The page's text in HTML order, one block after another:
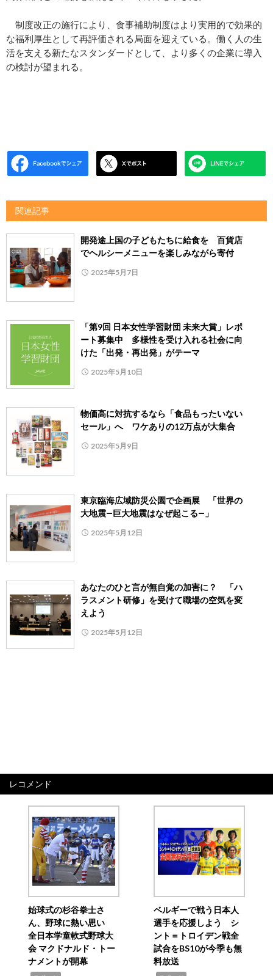
制度改正の施行により、食事補助制度はより実用的で効果的
な福利厚生として再評価される局面を迎えている。働く人の生
活を支える新たなスタンダードとして、より多くの企業に導入
の検討が望まれる。
関連記事
開発途上国の⼦どもたちに給⾷を 百貨店
でヘルシーメニューを楽しみながら寄付
2025年5月7日
「第9回 日本女性学習財団 未来大賞」レポ
ート募集中 多様性を受け入れる社会に向
けた「出発・再出発」がテーマ
2025年5月10日
物価高に対抗するなら「食品もったいない
セール」へ ワケありの12万点が大集合
2025年5月9日
東京臨海広域防災公園で企画展 「世界の
大地震―巨大地震はなぜ起こる―」
2025年5月12日
あなたのひと言が無自覚の加害に？ 「ハ
ラスメント研修」を受けて職場の空気を変
えよう
2025年5月12日
レコメンド
始球式の杉谷拳士さ
ん、野球に熱い思い
全日本学童軟式野球大
会 マクドナルド・トー
ナメントが開幕
ベルギーで戦う日本人
選手を応援しよう シ
ント＝トロイデン戦全
試合をBS10が今季も無
料放送